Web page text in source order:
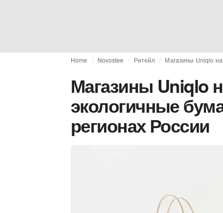
Home Novostee Ритейл Магазины Uniqlo
Магазины Uniqlo
экологичные
регионах России